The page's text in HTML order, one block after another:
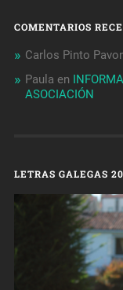
COMENTARIOS
Carlos Pinto
Paula en
ASOCIACIÓN
LETRAS GALEGAS